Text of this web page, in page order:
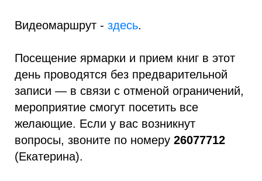
Видеомаршрут - здесь.
Посещение ярмарки и прием книг в этот
день проводятся без предварительной
записи — в связи с отменой ограничений,
мероприятие смогут посетить все
желающие. Если у вас возникнут
вопросы, звоните по номеру 26077712
(Екатерина).